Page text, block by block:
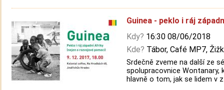
Guinea - peklo i ráj
Kdy? 16:30 08/06/2018
Kde? Tábor, Café MP7,
Srdečně zveme na další ze
spolupracovnice Wontanary,
hlavně o tom, jak se lidem v